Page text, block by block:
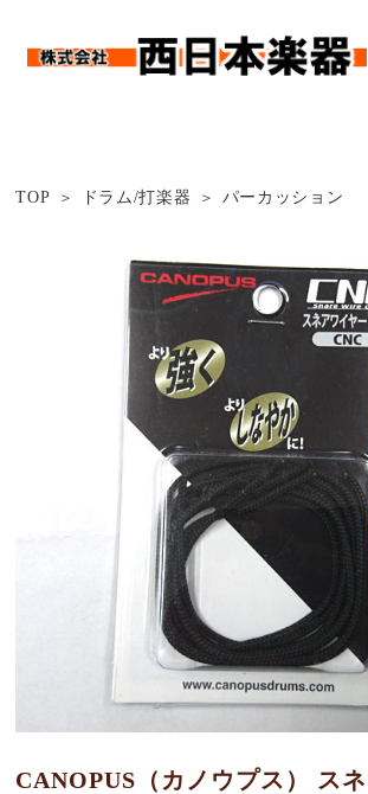
TOP ドラム/打楽器 パーカッション
CANOPUS（カノウプス） ス